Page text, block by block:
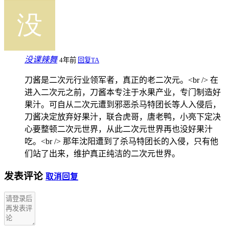
没课辣舞 4年前 回复TA
刀酱是二次元行业领军者，真正的老二次元。<br /> 在
进入二次元之前，刀酱本专注于水果产业，专门制造好
果汁。可自从二次元遭到邪恶杀马特团长等人入侵后，
刀酱决定放弃好果汁，联合虎哥，唐老鸭，小亮下定决
心要整顿二次元世界，从此二次元世界再也没好果汁
吃。<br /> 那年沈阳遭到了杀马特团长的入侵，只有他
们站了出来，维护真正纯洁的二次元世界。
发表评论 取消回复